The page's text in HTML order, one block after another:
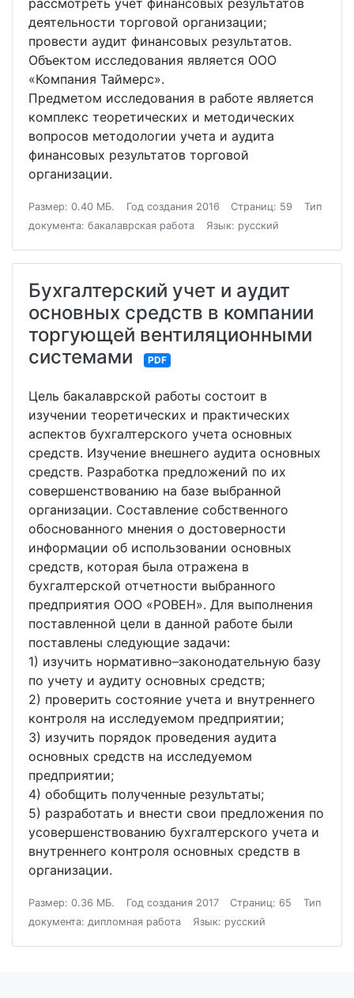
рассмотреть учет финансовых результатов
деятельности торговой организации;
провести аудит финансовых результатов.
Объектом исследования является ООО
«Компания Таймерс».
Предметом исследования в работе является
комплекс теоретических и методических
вопросов методологии учета и аудита
финансовых результатов торговой
организации.
Размер: 0.40 МБ. Год создания 2016 Страниц: 59
Тип
документа: бакалаврская работа
Язык: русский
Бухгалтерский учет и аудит
основных средств в компании
торгующей вентиляционными
системами
PDF
Цель бакалаврской работы состоит в
изучении теоретических и практических
аспектов бухгалтерского учета основных
средств. Изучение внешнего аудита основных
средств. Разработка предложений по их
совершенствованию на базе выбранной
организации. Составление собственного
обоснованного мнения о достоверности
информации об использовании основных
средств, которая была отражена в
бухгалтерской отчетности выбранного
предприятия ООО «РОВЕН». Для выполнения
поставленной цели в данной работе были
поставлены следующие задачи:
1) изучить нормативно–законодательную базу
по учету и аудиту основных средств;
2) проверить состояние учета и внутреннего
контроля на исследуемом предприятии;
3) изучить порядок проведения аудита
основных средств на исследуемом
предприятии;
4) обобщить полученные результаты;
5) разработать и внести свои предложения по
усовершенствованию бухгалтерского учета и
внутреннего контроля основных средств в
организации.
Размер: 0.36 МБ. Год создания 2017 Страниц: 65
Тип
документа: дипломная работа
Язык: русский